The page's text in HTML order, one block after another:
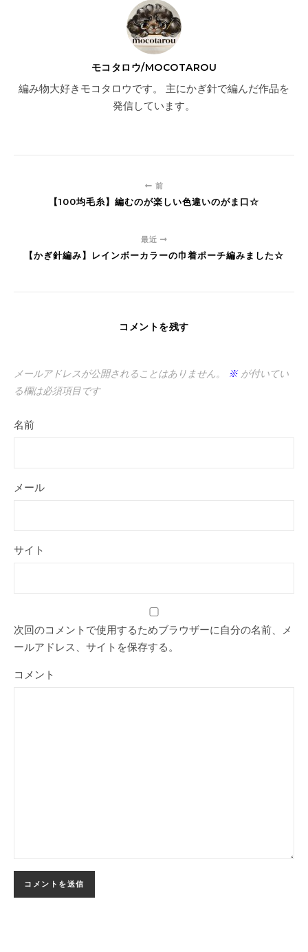
モコタロウ/MOCOTAROU
編み物大好きモコタロウです。 主にかぎ針で編んだ作品を
発信しています。
前
【100均毛糸】編むのが楽しい色違いのがま口☆
最近
【かぎ針編み】レインボーカラーの巾着ポーチ編みました☆
コメントを残す
メールアドレスが公開されることはありません。 ※が付いてい
る欄は必須項目です
名前
メール
サイト
次回のコメントで使用するためブラウザーに自分の名前、メ
ールアドレス、サイトを保存する。
コメント